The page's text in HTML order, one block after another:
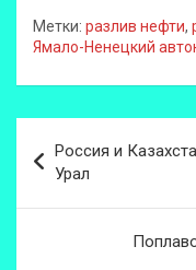
Метки: разлив нефти,
Ямало-Ненецкий
по
записям
Россия и
Урал